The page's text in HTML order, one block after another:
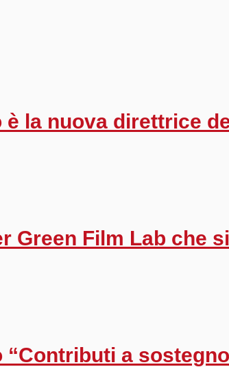
è la nuova direttrice
Green Film Lab che
a